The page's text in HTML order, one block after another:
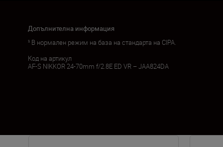
Допълнителна информация
¹ В нормален режим на база на стандарта на CIPA.
Код на артикул
AF-S NIKKOR 24-70mm f/2.8E ED VR – JAA824DA